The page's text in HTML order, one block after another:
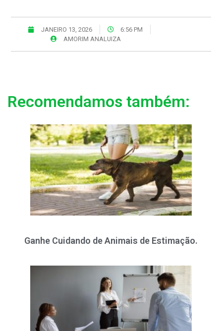
JANEIRO 13, 2026
6:56 PM
AMORIM ANALUIZA
Recomendamos também:
Ganhe Cuidando de Animais de Estimação.